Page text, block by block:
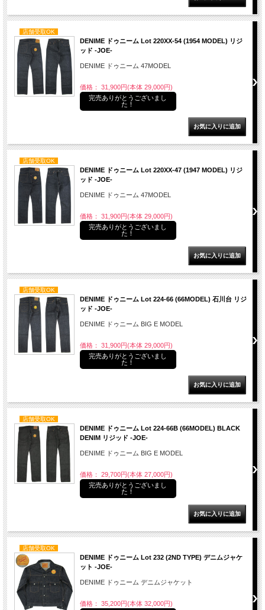
店舗受取OK
DENIME ドゥニーム Lot 220XX-54 (1954 MODEL) リジ
ッド -JOE-
DENIME ドゥニーム 47MODEL
価格： 31,900円(本体 29,000円)
完売ありがとうございまし
た！
店舗受取OK
DENIME ドゥニーム Lot 220XX-47 (1947 MODEL) リジ
ッド -JOE-
DENIME ドゥニーム 47MODEL
価格： 31,900円(本体 29,000円)
完売ありがとうございまし
た！
店舗受取OK
DENIME ドゥニーム Lot 224-66 (66MODEL) 石川台 リジ
ッド -JOE-
DENIME ドゥニーム BIG E MODEL
価格： 31,900円(本体 29,000円)
完売ありがとうございまし
た！
店舗受取OK
DENIME ドゥニーム Lot 224-66B (66MODEL) BLACK
DENIM リジッド -JOE-
DENIME ドゥニーム BIG E MODEL
価格： 29,700円(本体 27,000円)
完売ありがとうございまし
た！
店舗受取OK
DENIME ドゥニーム Lot 232 (2ND TYPE) デニムジャケ
ット -JOE-
DENIME ドゥニーム デニムジャケット
価格： 35,200円(本体 32,000円)